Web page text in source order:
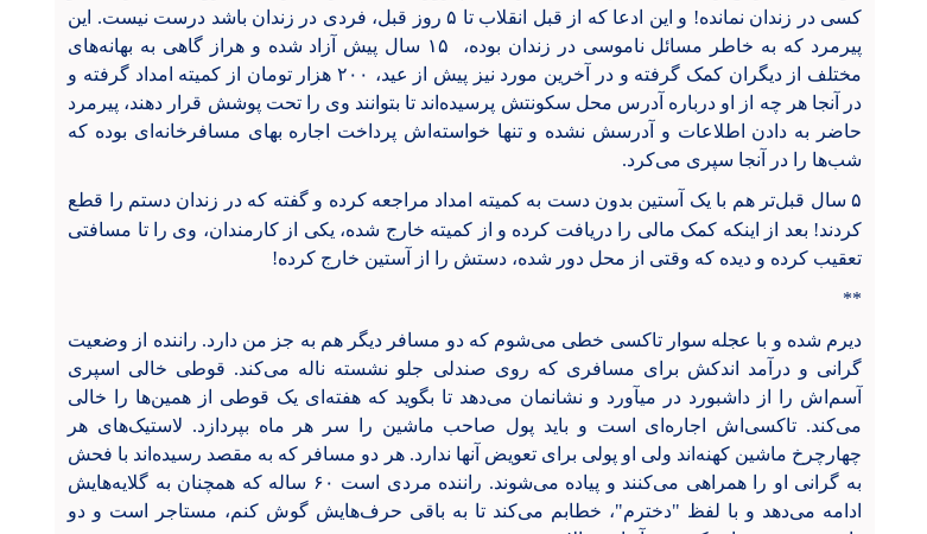
کسی در زندان نمانده! و این ادعا که از قبل انقلاب تا ۵ روز قبل، فردی در زندان باشد درست نیست. این
پیرمرد که به خاطر مسائل ناموسی در زندان بوده، ۱۵ سال پیش آزاد شده و هراز گاهی به بهانه‌های
مختلف از دیگران کمک گرفته و در آخرین مورد نیز پیش از عید، ۲۰۰ هزار تومان از کمیته امداد گرفته و
در آنجا هر چه از او درباره آدرس محل سکونتش پرسیده‌اند تا بتوانند وی را تحت پوشش قرار دهند، پیرمرد
حاضر به دادن اطلاعات و آدرسش نشده و تنها خواسته‌اش پرداخت اجاره بهای مسافرخانه‌ای بوده که
شب‌ها را در آنجا سپری می‌کرد.
۵ سال قبل‌تر هم با یک آستین بدون دست به کمیته امداد مراجعه کرده و گفته که در زندان دستم را قطع
کردند! بعد از اینکه کمک مالی را دریافت کرده و از کمیته خارج شده، یکی از کارمندان، وی را تا مسافتی
تعقیب کرده و دیده که وقتی از محل دور شده، دستش را از آستین خارج کرده!
**
دیرم شده و با عجله سوار تاکسی خطی می‌شوم که دو مسافر دیگر هم به جز من دارد. راننده از وضعیت
گرانی و درآمد اندکش برای مسافری که روی صندلی جلو نشسته ناله می‌کند. قوطی خالی اسپری
آسم‌اش را از داشبورد در میآورد و نشانمان می‌دهد تا بگوید که هفته‌ای یک قوطی از همین‌ها را خالی
می‌کند. تاکسی‌اش اجاره‌ای است و باید پول صاحب ماشین را سر هر ماه بپردازد. لاستیک‌های هر
چهارچرخ ماشین کهنه‌اند ولی او پولی برای تعویض آنها ندارد. هر دو مسافر که به مقصد رسیده‌اند با فحش
به گرانی او را همراهی می‌کنند و پیاده می‌شوند. راننده مردی است ۶۰ ساله که همچنان به گلایه‌هایش
ادامه می‌دهد و با لفظ "دخترم"، خطابم می‌کند تا به باقی حرف‌هایش گوش کنم، مستاجر است و دو